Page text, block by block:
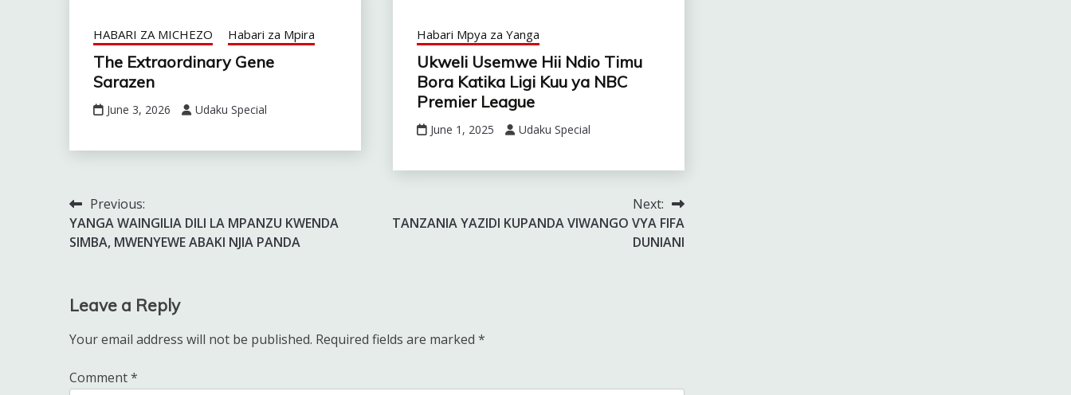
HABARI ZA MICHEZO Habari za Mpira
The Extraordinary Gene
Sarazen
June 3, 2026 Udaku Special
Habari Mpya za Yanga
Ukweli Usemwe Hii Ndio Timu
Bora Katika Ligi Kuu ya NBC
Premier League
June 1, 2025 Udaku Special
Post
navigation
Previous:
YANGA WAINGILIA DILI LA MPANZU KWENDA
SIMBA, MWENYEWE ABAKI NJIA PANDA
Next:
TANZANIA YAZIDI KUPANDA VIWANGO VYA FIFA
DUNIANI
Leave a Reply
Your email address will not be published. Required fields are marked *
Comment*